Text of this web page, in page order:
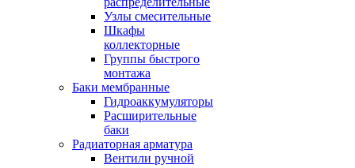
Узлы смесительные
Шкафы
коллекторные
Группы быстрого
монтажа
Баки мембранные
Гидроаккумуляторы
Расширительные
баки
Радиаторная арматура
Вентили ручной